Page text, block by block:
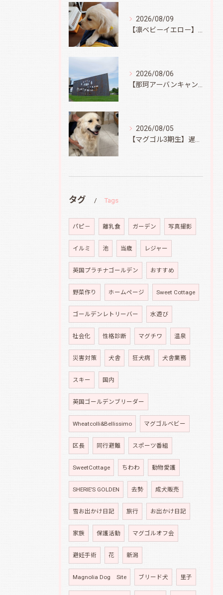
2026/08/09
2026/08/06
2026/08/05
タグ Tags
パピ－ 離乳食 ガーデン 写真撮影
イルミ 池 当歳 レジャー
英国プラチナゴールデン おすすめ
野菜作り ホームページ Sweet Cottage
ゴールデンレトリーバー 水遊び
社会化 性格診断 マグチワ 温泉
災害対策 犬舎 狂犬病 犬舎業務
スキー 国内
英国ゴールデンブリーダー
Wheatcolli&Bellissimo マグゴルベビー
区長 同行避難 スポーツ番組
SweetCottage ちわわ 動物愛護
SHERIE’S GOLDEN 去勢 成犬販売
雪お出かけ日記 旅行 お出かけ日記
家族 保護活動 マグゴルオフ会
避妊手術 花 新潟
Magnolia Dog Site ブリード犬 里子